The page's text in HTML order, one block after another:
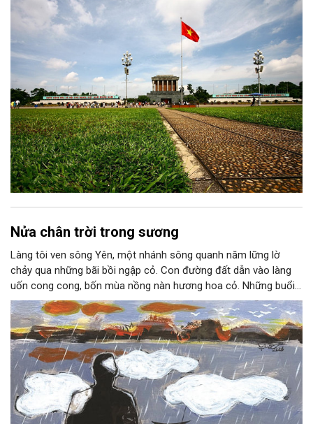
thành niềm tin, thành nhận thức chung của mỗi người dân.
Nửa chân trời trong sương
Làng tôi ven sông Yên, một nhánh sông quanh năm lững lờ
chảy qua những bãi bồi ngập cỏ. Con đường đất dẫn vào làng
uốn cong cong, bốn mùa nồng nàn hương hoa cỏ. Những buổi
hoàng hôn, khi nắng đã dịu xuống phía cuối sông, đám hoa tím
lại thẫm màu như có ai vừa rắc lên một lớp khói.